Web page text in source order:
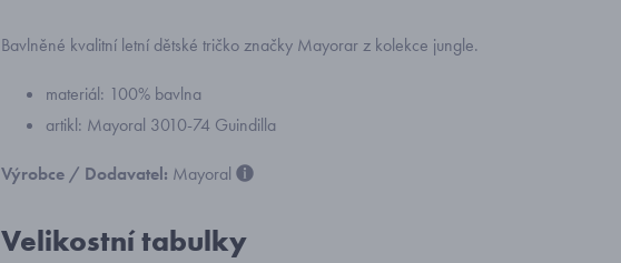
Bavlněné kvalitní letní dětské tričko značky Mayorar z kolekce jungle.
materiál: 100% bavlna
artikl: Mayoral 3010-74 Guindilla
Výrobce / Dodavatel: Mayoral
Velikostní tabulky